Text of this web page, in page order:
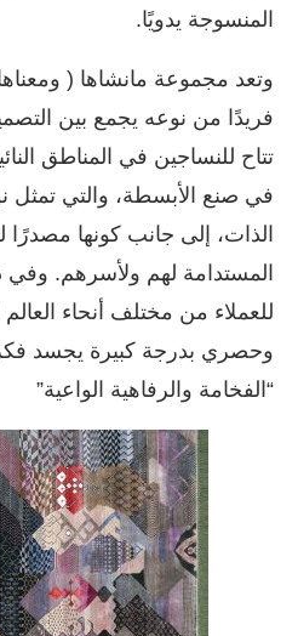
المنسوجة يدويًا.
وتعد مجموعة مانشاها (
فريدًا من نوعه يجمع بين
تتاح للنساجين في المناطق
في صنع الأبسطة، والتي تمثل
الذات، إلى جانب كونها مصدرًا
المستدامة لهم ولأسرهم.
للعملاء من مختلف أنحاء
وحصري بدرجة كبيرة يجسد
“الفخامة والرفاهية الواعية”